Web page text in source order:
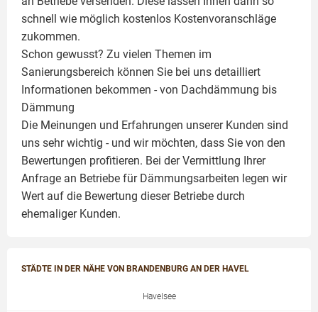
schnell wie möglich kostenlos Kostenvoranschläge
zukommen.
Schon gewusst? Zu vielen Themen im
Sanierungsbereich können Sie bei uns detailliert
Informationen bekommen - von Dachdämmung bis
Dämmung
Die Meinungen und Erfahrungen unserer Kunden sind
uns sehr wichtig - und wir möchten, dass Sie von den
Bewertungen profitieren. Bei der Vermittlung Ihrer
Anfrage an Betriebe für Dämmungsarbeiten legen wir
Wert auf die Bewertung dieser Betriebe durch
ehemaliger Kunden.
STÄDTE IN DER NÄHE VON BRANDENBURG AN DER HAVEL
Havelsee